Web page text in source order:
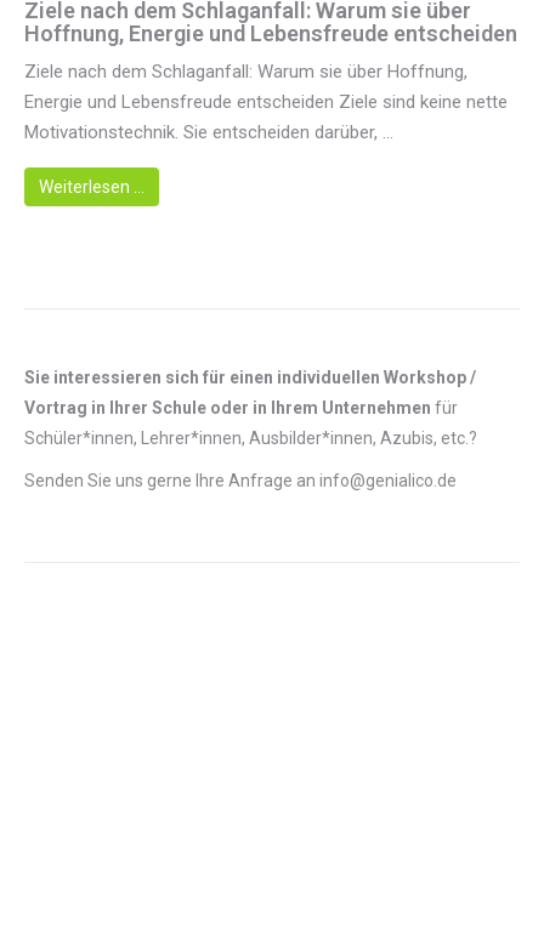
Ziele nach dem Schlaganfall: Warum sie über
Hoffnung, Energie und Lebensfreude entscheiden
Ziele nach dem Schlaganfall: Warum sie über Hoffnung,
Energie und Lebensfreude entscheiden Ziele sind keine nette
Motivationstechnik. Sie entscheiden darüber, ...
Weiterlesen …
Sie interessieren sich für einen individuellen Workshop /
Vortrag in Ihrer Schule oder in Ihrem Unternehmen für
Schüler*innen, Lehrer*innen, Ausbilder*innen, Azubis, etc.?
Senden Sie uns gerne Ihre Anfrage an info@genialico.de